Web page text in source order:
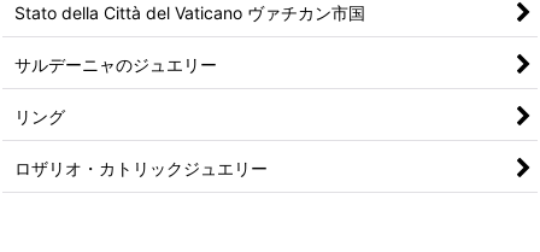
Stato della Città del Vaticano ヴァチカン市国
サルデーニャのジュエリー
リング
ロザリオ・カトリックジュエリー